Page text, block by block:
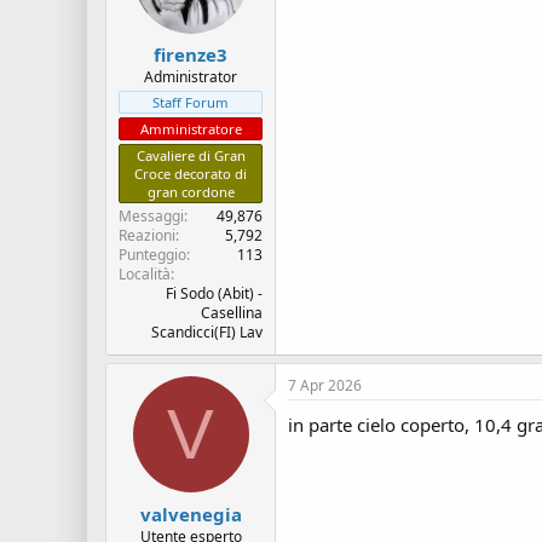
s
i
o
i
z
i
o
firenze3
Administrator
Staff Forum
Amministratore
Cavaliere di Gran
Croce decorato di
gran cordone
Messaggi
49,876
Reazioni
5,792
Punteggio
113
Località
Fi Sodo (Abit) -
Casellina
Scandicci(FI) Lav
V
valvenegia
Utente esperto
7 Apr 2026
in parte cielo coperto, 10,4